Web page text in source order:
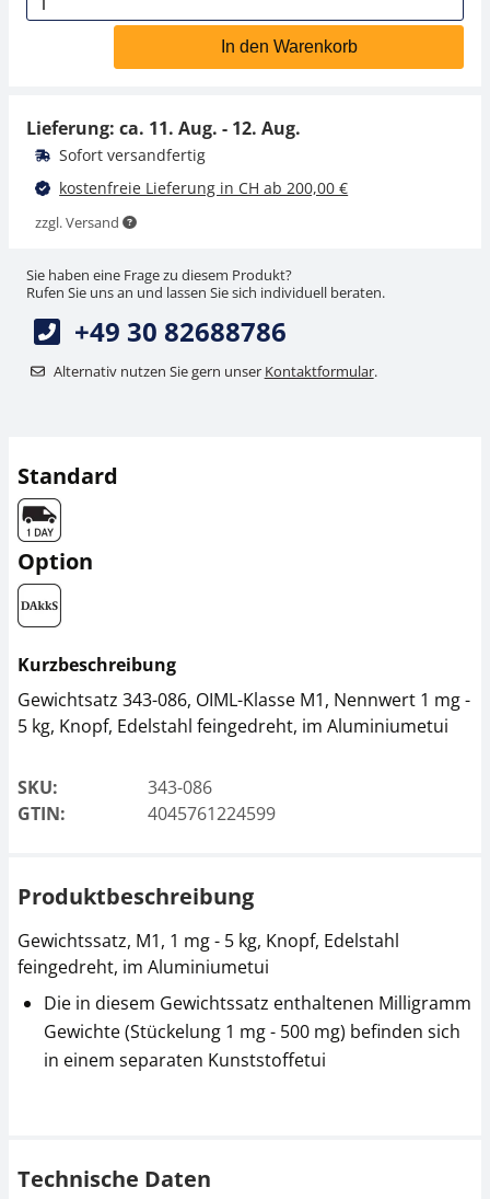
Aluminiumgeschütztes
CHF 243,23 inkl. Mwst.
In den Warenkorb
Lieferung: ca. 11. Aug. - 12. Aug.
Sofort versandfertig
kostenfreie Lieferung in CH ab 200,00 €
zzgl. Versand
Sie haben eine Frage zu diesem Produkt?
Rufen Sie uns an und lassen Sie sich individuell beraten.
+49 30 82688786
Alternativ nutzen Sie gern unser Kontaktformular.
Standard
Option
Kurzbeschreibung
Gewichtsatz 343-086, OIML-Klasse M1, Nennwert 1 mg -
5 kg, Knopf, Edelstahl feingedreht, im Aluminiumetui
SKU:
343-086
GTIN:
4045761224599
Produktbeschreibung
Gewichtssatz, M1, 1 mg - 5 kg, Knopf, Edelstahl
feingedreht, im Aluminiumetui
Die in diesem Gewichtssatz enthaltenen Milligramm
Gewichte (Stückelung 1 mg - 500 mg) befinden sich
in einem separaten Kunststoffetui
Technische Daten